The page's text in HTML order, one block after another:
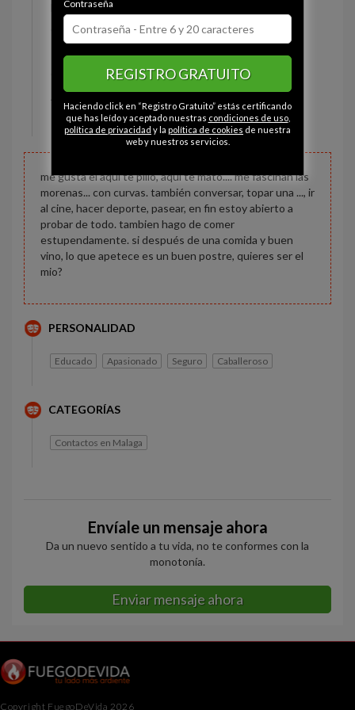
Estado civil:
Ojos: Marrón
Constitución: Normal
Altura: 177 cm
Peso: 80 kg
me gusta el aqui te pillo, aqui te mato.... me fascinan las
morenas... con curvas. también conversar, topar una ..., ir
al cine, hacer deporte, pasear, en fin estoy abierto a
probar de todo. tambien hago de comer
estupendamente. si después de una comida y buen
vino, lo que apetece es un buen postre, quieres ser el
mio?
PERSONALIDAD
Educado Apasionado Seguro Caballeroso
CATEGORÍAS
Contactos en Malaga
Envíale un mensaje ahora
Da un nuevo sentido a tu vida, no te conformes con la
monotonía.
Enviar mensaje ahora
Contraseña
REGISTRO GRATUITO
Haciendo click en “Registro Gratuito” estás certificando
que has leído y aceptado nuestras condiciones de uso,
política de privacidad y la política de cookies de nuestra
web y nuestros servicios.
Copyright FuegoDeVida 2026